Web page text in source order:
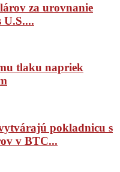
za urovnanie
tlaku napriek
pokladnicu s
v BTC...